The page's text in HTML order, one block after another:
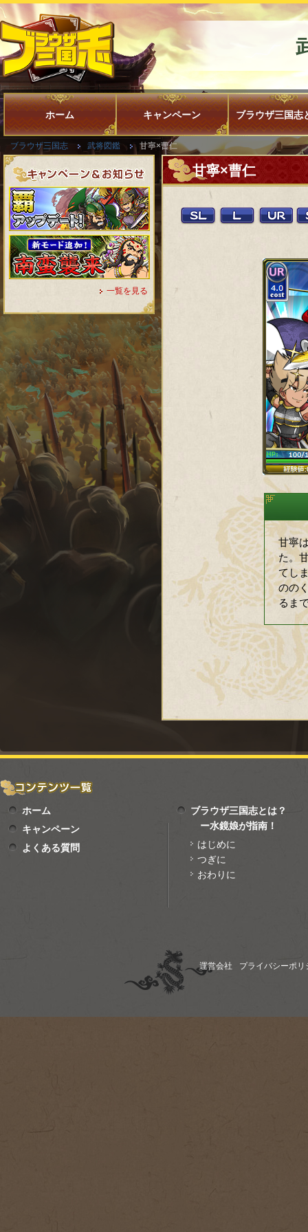
ホーム キャンペーン ブラウザ三国志
ブラウザ三国志 武将図鑑 甘寧×曹仁
一覧を見る
甘寧×曹仁
甘寧
た。
てし
のの
るま
ホーム
キャンペーン
よくある質問
ブラウザ三国志とは？
ー水鏡娘が指南！
はじめに
つぎに
おわりに
運営会社 プライバシーポリ